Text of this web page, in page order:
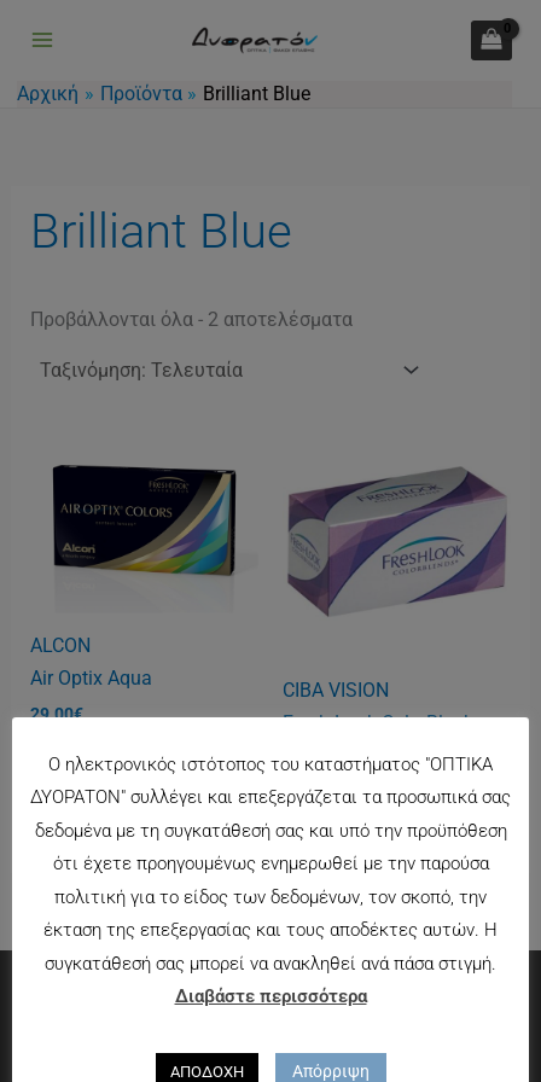
περιεχόμενο
Αρχική Προϊόντα Brilliant Blue
Brilliant Blue
Προβάλλονται όλα - 2 αποτελέσματα
ALCON
Air Optix Aqua
29.00€
CIBA VISION
Fresh Look ColorBlenb
28.00€
Ο ηλεκτρονικός ιστότοπος του καταστήματος "ΟΠΤΙΚΑ
ΔΥΟΡΑΤΟΝ" συλλέγει και επεξεργάζεται τα προσωπικά σας
δεδομένα με τη συγκατάθεσή σας και υπό την προϋπόθεση
ότι έχετε προηγουμένως ενημερωθεί με την παρούσα
πολιτική για το είδος των δεδομένων, τον σκοπό, την
έκταση της επεξεργασίας και τους αποδέκτες αυτών. Η
συγκατάθεσή σας μπορεί να ανακληθεί ανά πάσα στιγμή.
Διαβάστε περισσότερα
ΑΠΟΔΟΧΗ Απόρριψη